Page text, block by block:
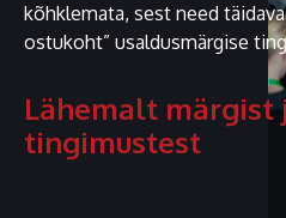
kõhklemata, sest need
ostukoht” usaldusmärgise
Lähemalt märgist
tingimustest